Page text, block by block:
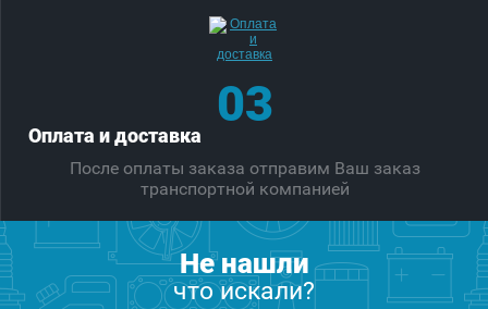
03
Оплата и доставка
После оплаты заказа отправим Ваш заказ
транспортной компанией
Не нашли
что искали?